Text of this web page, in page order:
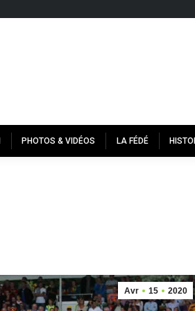
PHOTOS & VIDÉOS LA FÉDÉ
Avr 15 2020